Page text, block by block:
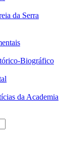
da Serra
Biográfico
da Academia